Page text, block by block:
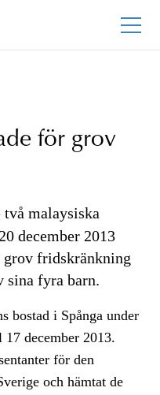
för grov
malaysiska
december 2013
fridskränkning
sina fyra barn.
bostad i Spånga under
december 2013.
för den
och hämtat de